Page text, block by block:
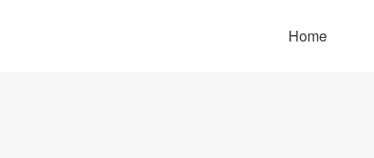
Home